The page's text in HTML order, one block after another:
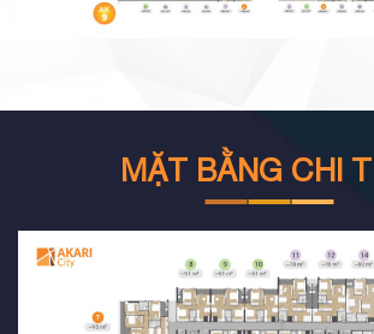
MẶT BẰNG CHI